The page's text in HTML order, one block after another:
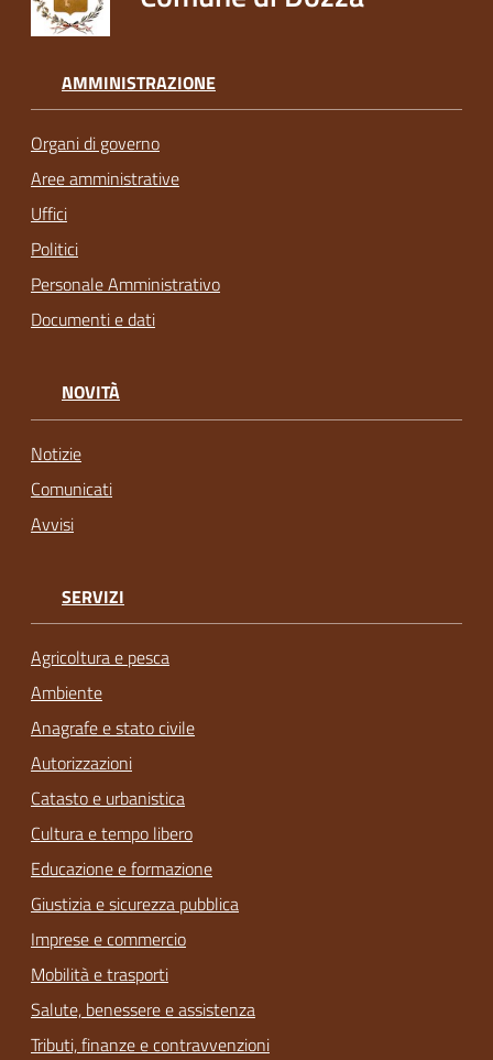
AMMINISTRAZIONE
Organi di governo
Aree amministrative
Uffici
Politici
Personale Amministrativo
Documenti e dati
NOVITÀ
Notizie
Comunicati
Avvisi
SERVIZI
Agricoltura e pesca
Ambiente
Anagrafe e stato civile
Autorizzazioni
Catasto e urbanistica
Cultura e tempo libero
Educazione e formazione
Giustizia e sicurezza pubblica
Imprese e commercio
Mobilità e trasporti
Salute, benessere e assistenza
Tributi, finanze e contravvenzioni